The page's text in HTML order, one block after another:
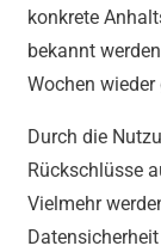
konkrete
bekannt
Wochen wieder
Durch die
Rückschlüsse
Vielmehr